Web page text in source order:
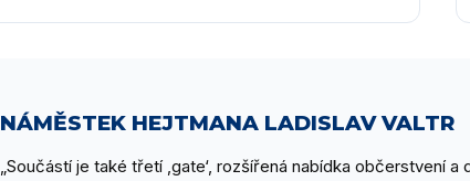
NÁMĚSTEK HEJTMANA LADISLAV VALTR
„Součástí je také třetí ‚gate‘, rozšířená nabídka občerstvení